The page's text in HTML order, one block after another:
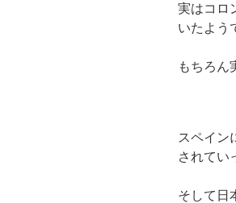
実はコロ
いたよう
もちろん
スペイン
されてい
そして日